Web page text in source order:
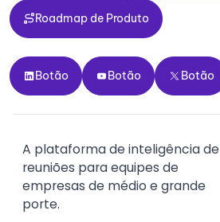
Roadmap de Produto
Roadmap de Produto
Botão
Botão
Botão
Botão
Botão
Botão
A plataforma de inteligência de
reuniões para equipes de
empresas de médio e grande
porte.